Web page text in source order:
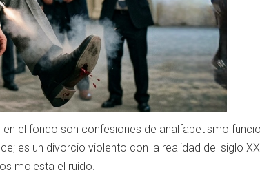
el fondo son confesiones de analfabetismo
es un divorcio violento con la realidad del siglo
molesta el ruido.